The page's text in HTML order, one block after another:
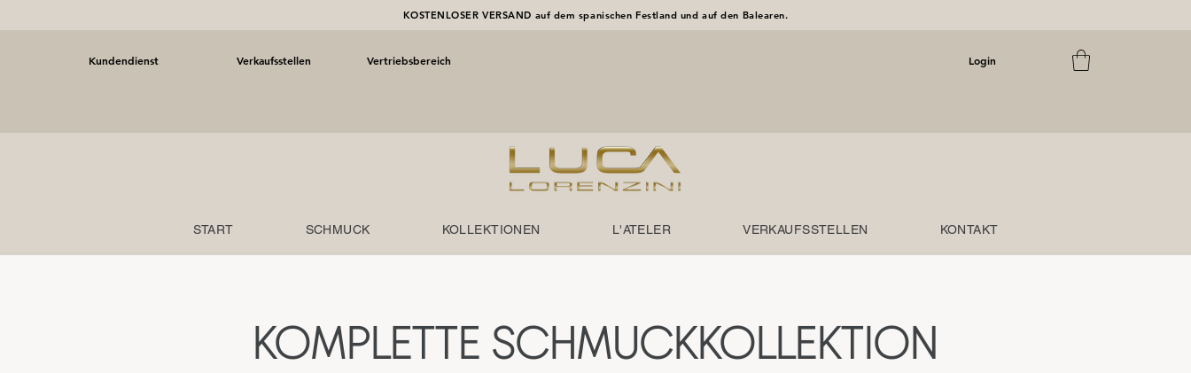
KOSTENLOSER VERSAND auf dem spanischen Festland und auf den Balearen.
Kundendienst Verkaufsstellen Vertriebsbereich Login
START SCHMUCK KOLLEKTIONEN L'ATELER VERKAUFSSTELLEN KONTAKT
KOMPLETTE SCHMUCKKOLLEKTION